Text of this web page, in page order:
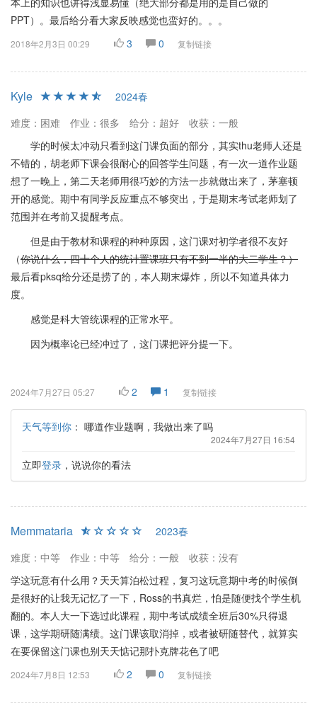
PPT）。最后给分看大家反映感觉也蛮好的。。。
2018年2月3日 00:29 3 0 复制链接
Kyle
2024春
难度：困难
作业：很多 给分：超好
收获：一般
学的时候太冲动只看到这门课负面的部分，其实thu老师人还是
不错的，胡老师下课会很耐心的回答学生问题，有一次一道作业题
想了一晚上，第二天老师用很巧妙的方法一步就做出来了，茅塞顿
开的感觉。期中有同学反应重点不够突出，于是期末考试老师划了
范围并在考前又提醒考点。
但是由于教材和课程的种种原因，这门课对初学者很不友好
（你说什么，四十个人的统计置课班只有不到一半的大二学生？）
最后看pksq给分还是捞了的，本人期末爆炸，所以不知道具体力
度。
感觉是科大管统课程的正常水平。
因为概率论已经冲过了，这门课把评分提一下。
2024年7月27日 05:27 2 1 复制链接
天气等到你 ： 哪道作业题啊，我做出来了吗
2024年7月27日 16:54
立即登录 ，说说你的看法
Memmataria
2023春
难度：中等
作业：中等 给分：一般
收获：没有
学这玩意有什么用？天天算泊松过程，复习这玩意期中考的时候倒
是很好的让我无记忆了一下，Ross的书真烂，怕是随便找个学生机
翻的。本人大一下选过此课程，期中考试成绩全班后30%只得退
课，这学期研随满绩。这门课该取消掉，或者被研随替代，就算实
在要保留这门课也别天天惦记那扑克牌花色了吧
2024年7月8日 12:53 2 0 复制链接